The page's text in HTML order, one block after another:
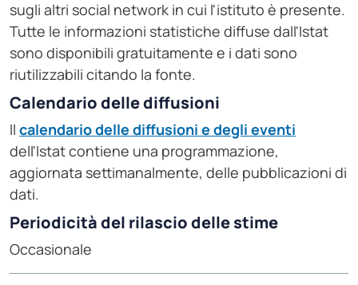
sugli altri social network in cui l'istituto è presente.
Tutte le informazioni statistiche diffuse dall'Istat
sono disponibili gratuitamente e i dati sono
riutilizzabili citando la fonte.
Calendario delle diffusioni
Il calendario delle diffusioni e degli eventi
dell'Istat contiene una programmazione,
aggiornata settimanalmente, delle pubblicazioni di
dati.
Periodicità del rilascio delle stime
Occasionale